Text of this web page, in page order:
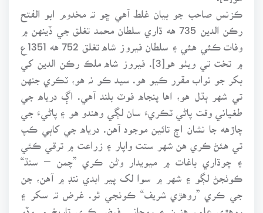
ڪزنس صاحب جو بيان غلط آهي ڇو تہ مخدوم ابو الفتح
رڪن الدين 735 هه ڌاري سلطان محمد تغلق جي ڏينهن ۾
۾ تخت تي ويٺو هو[3]. فيروز شاه ملڪ رڪن الدين کي
بکر جو نواب مقرر ڪيو هو. سيد ڪو نہ هو، ٽڪري جنهن
تي شهر ٻڌل هو، اها پنجاه فوٽ بلند آهي. اڳ درياه جي
طغياني وقت پاڻي ٽڪريءَ سان لڳي وهندو هو ۽ پاڻيءَ جي
چاڙهه جا نشان اڄ تائين موجود آهن. درياه جي کاٻي ڪپ
تي هئڻ ڪري هن شهر ستت واپار ۽ زراعت ۾ ترقي ڪئي
۽ چوڌاري باغات ۾ ميويدار وڻن ڪري ”چمن – سنڌ“
ڪوٺجڻ لڳو ۽ شهر ۾ سوا لک پير ابدي ننڊ ۾ آهن، جن
جي ڪري ”روهڙي شريف“ ڪوٺجي ٿو. غرض تہ سکر ۽
روهڙي علم، هنرن ۽ روحاني فيض ڪري تاريخ ۾ وڏو